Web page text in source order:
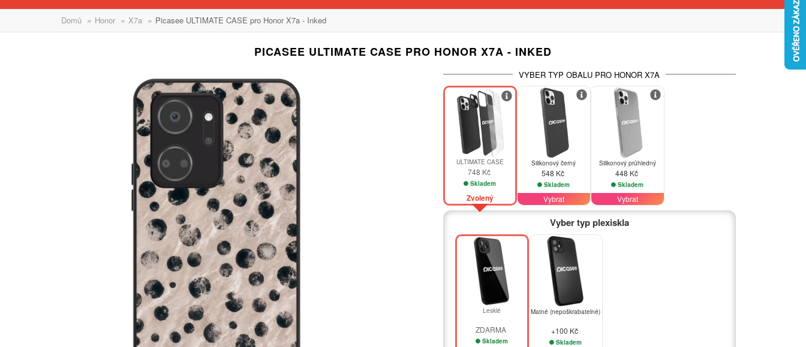
Domů » Honor » X7a » Picasee ULTIMATE CASE pro Honor X7a - Inked
PICASEE ULTIMATE CASE PRO HONOR X7A - INKED
VYBER TYP OBALU PRO HONOR X7A
ULTIMATE CASE
748 Kč
Skladem
Zvolený
Silikonový černý
548 Kč
Skladem
Vybrat
Silikonový průhledný
448 Kč
Skladem
Vybrat
Vyber typ plexiskla
Lesklé
ZDARMA
Skladem
Matné (nepoškrabatelné)
+100 Kč
Skladem